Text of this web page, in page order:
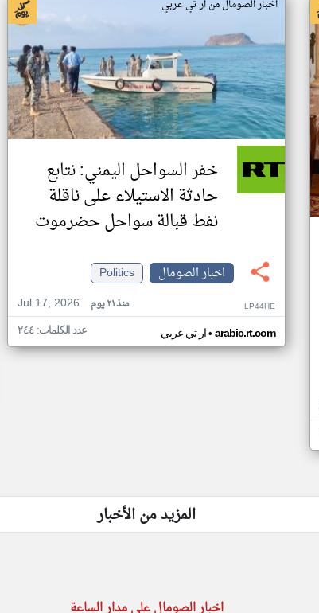
اخبار الصومال من ار تي عربي
خفر السواحل اليمني: نتابع
حادثة الاستيلاء على ناقلة
نفط قبالة سواحل حضرموت
اخبار الصومال
Politics
Jul 17, 2026
منذ ٢١ يوم LP44HE
ار تي عربي• arabic.rt.com عدد الكلمات: ٢٤٤
المزيد من الأخبار